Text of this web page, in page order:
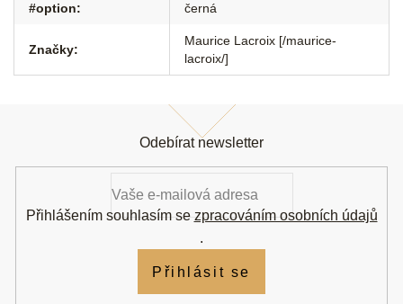
#option: černá
Značky:
Maurice Lacroix [/maurice-
lacroix/]
Odebírat newsletter
Přihlášením souhlasím se zpracováním osobních údajů
.
Přihlásit se